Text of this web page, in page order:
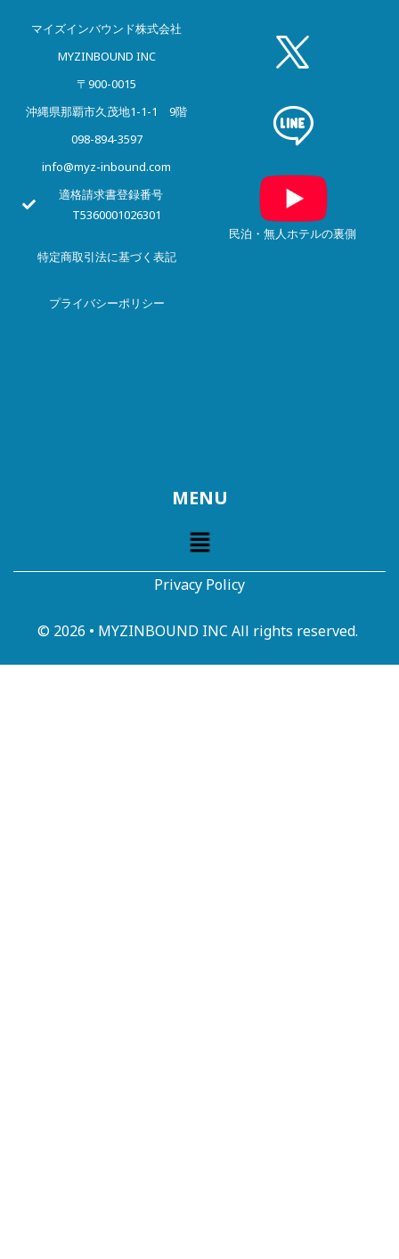
マイズインバウンド株式会社
MYZINBOUND INC
〒900-0015
沖縄県那覇市久茂地1-1-1 9階
098-894-3597
info@myz-inbound.com
適格請求書登録番号
T5360001026301
特定商取引法に基づく表記
プライバシーポリシー
民泊・無人ホテルの裏側
MENU
Privacy Policy
© 2026 • MYZINBOUND INC All rights reserved.